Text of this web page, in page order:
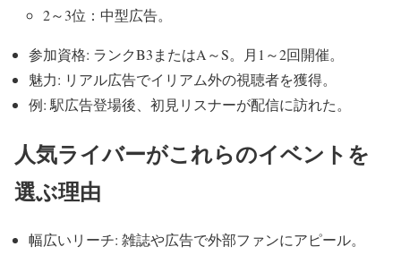
2～3位：中型広告。
参加資格: ランクB3またはA～S。月1～2回開催。
魅力: リアル広告でイリアム外の視聴者を獲得。
例: 駅広告登場後、初見リスナーが配信に訪れた。
人気ライバーがこれらのイベントを
選ぶ理由
幅広いリーチ: 雑誌や広告で外部ファンにアピール。